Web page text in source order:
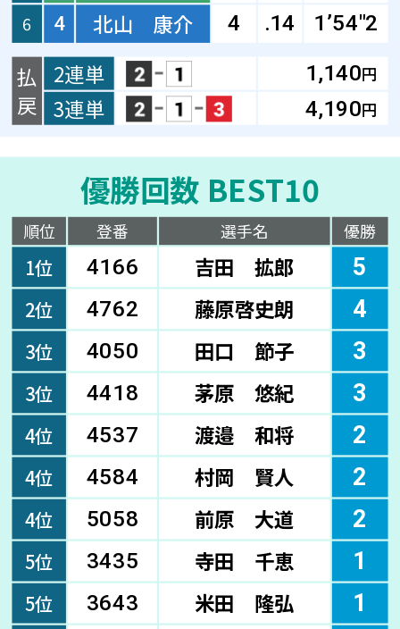
6 4 北山 康介 4 .14 1’54"2
払
戻
2連単 1,140円
3連単 4,190円
優勝回数 BEST10
順位 登番 選手名 優勝
1位 4166 吉田 拡郎 5
2位 4762 藤原啓史朗 4
3位 4050 田口 節子 3
3位 4418 茅原 悠紀 3
4位 4537 渡邉 和将 2
4位 4584 村岡 賢人 2
4位 5058 前原 大道 2
5位 3435 寺田 千恵 1
5位 3643 米田 隆弘 1